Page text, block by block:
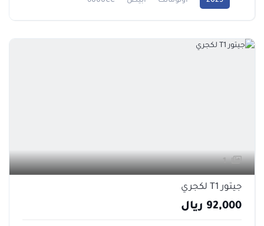
1
جيتور T1 لكجري
92,000 ريال